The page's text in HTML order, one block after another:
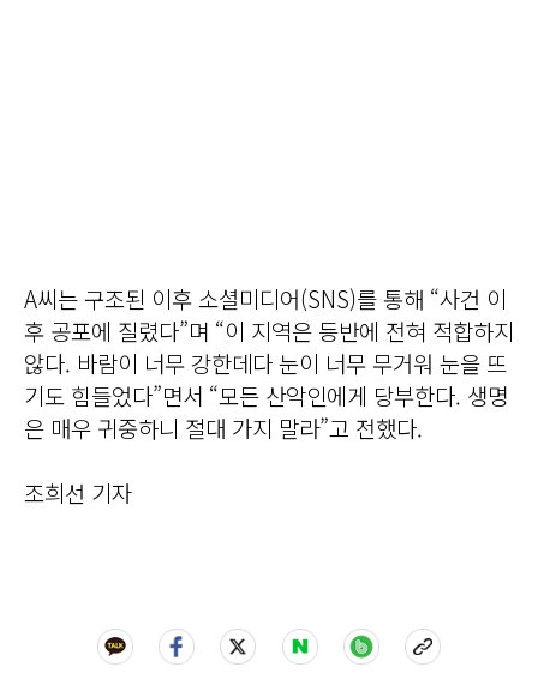
A씨는 구조된 이후 소셜미디어(SNS)를 통해 “사건 이
후 공포에 질렸다”며 “이 지역은 등반에 전혀 적합하지
않다. 바람이 너무 강한데다 눈이 너무 무거워 눈을 뜨
기도 힘들었다”면서 “모든 산악인에게 당부한다. 생명
은 매우 귀중하니 절대 가지 말라”고 전했다.
조희선 기자